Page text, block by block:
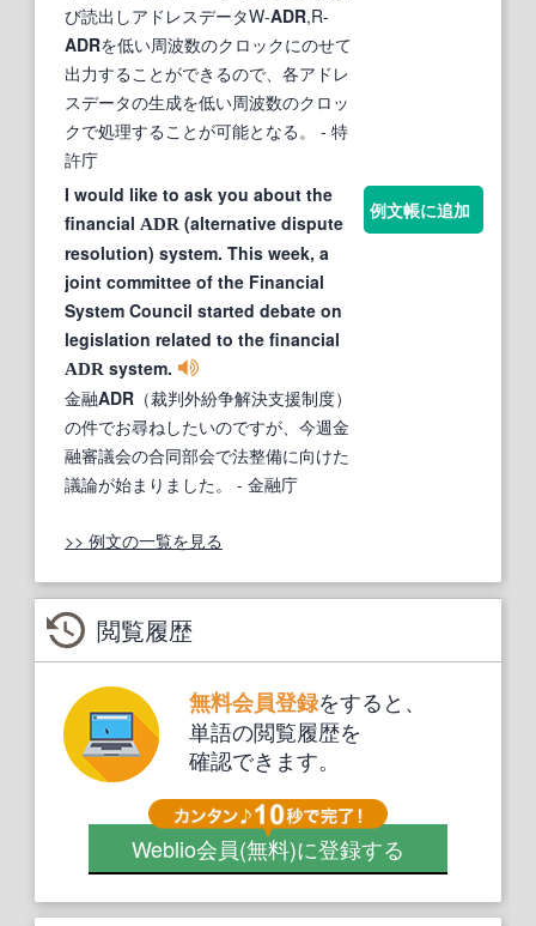
び読出しアドレスデータW-ADR,R-
ADRを低い周波数のクロックにのせて
出力することができるので、各アドレ
スデータの生成を低い周波数のクロッ
クで処理することが可能となる。
- 特
許庁
I would like to ask you about the
financial ADR (alternative dispute
resolution) system. This week, a
joint committee of the Financial
System Council started debate on
legislation related to the financial
ADR system.
金融ADR （裁判外紛争解決支援制度）
の件でお尋ねしたいのですが、今週金
融審議会の合同部会で法整備に向けた
議論が始まりました。
- 金融庁
例文帳に追加
>> 例文の一覧を見る
閲覧履歴
無料会員登録をすると、
単語の閲覧履歴を
確認できます。
Weblio会員(無料)に登録する